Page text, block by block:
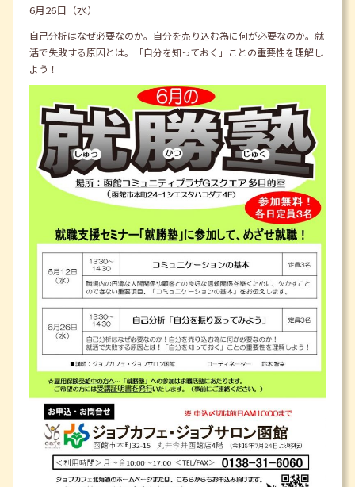
6月26日（水）
自己分析はなぜ必要なのか。自分を売り込む為に何が必要なのか。就
活で失敗する原因とは。「自分を知っておく」ことの重要性を理解し
よう！